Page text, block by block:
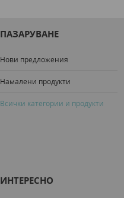
ПАЗАРУВАНЕ
Нови предложения
Намалени продукти
Всички категории и продукти
ИНТЕРЕСНО